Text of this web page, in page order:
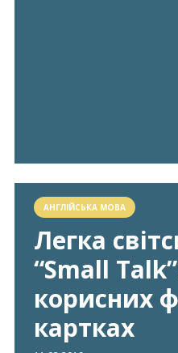
АНГЛІЙСЬКА МОВА
Легка
“Small
корисних
картках